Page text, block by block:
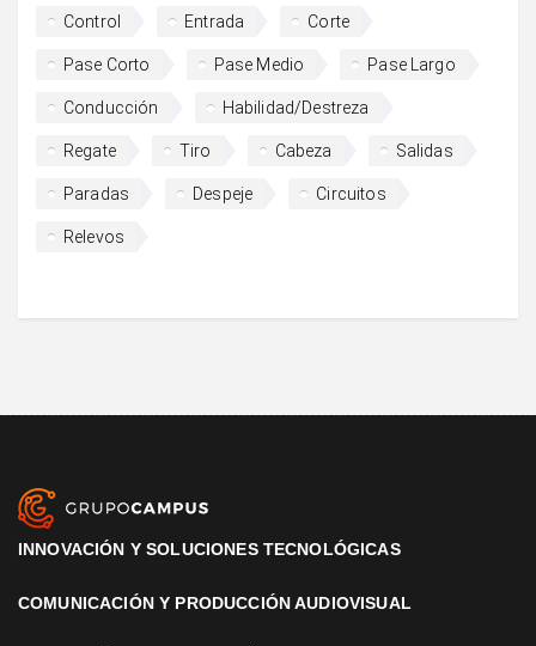
Control Entrada Corte
Pase Corto Pase Medio Pase Largo
Conducción Habilidad/Destreza
Regate Tiro Cabeza Salidas
Paradas Despeje Circuitos
Relevos
INNOVACIÓN Y SOLUCIONES TECNOLÓGICAS
COMUNICACIÓN Y PRODUCCIÓN AUDIOVISUAL